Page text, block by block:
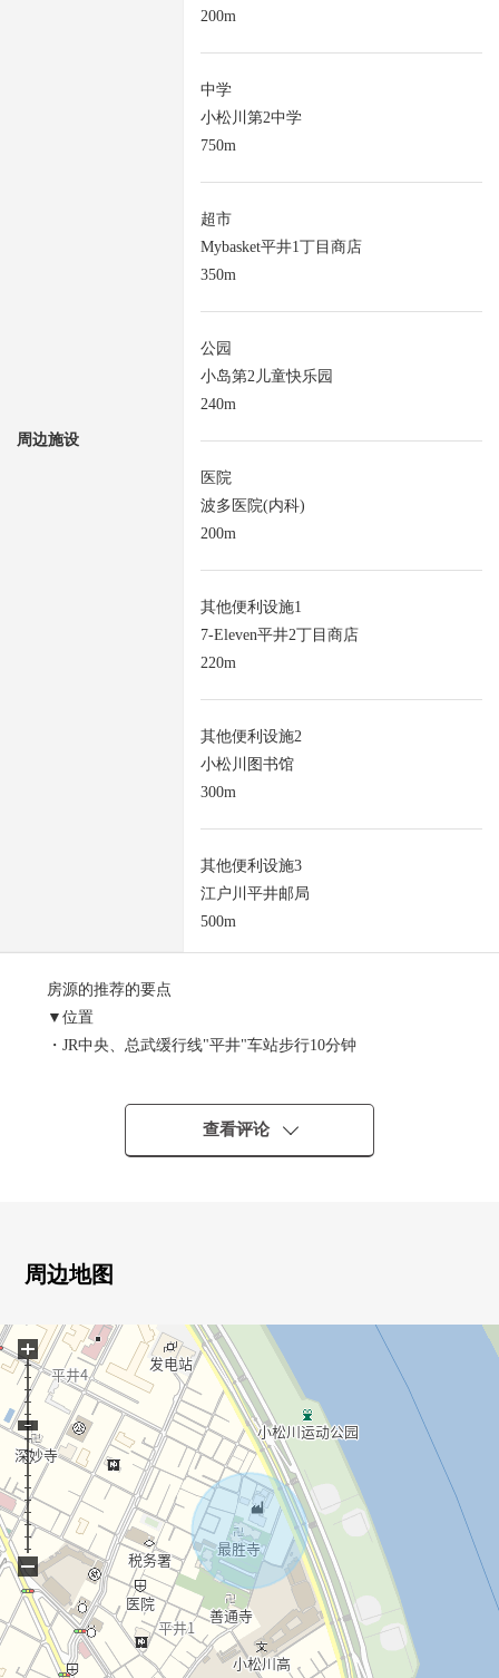
周边施设
200m
中学
小松川第2中学
750m
超市
Mybasket平井1丁目商店
350m
公园
小岛第2儿童快乐园
240m
医院
波多医院(内科)
200m
其他便利设施1
7-Eleven平井2丁目商店
220m
其他便利设施2
小松川图书馆
300m
其他便利设施3
江户川平井邮局
500m
房源的推荐的要点
▼位置
・JR中央、总武缓行线"平井"车站步行10分钟
・在建筑包含条件土地，没有
能在喜欢的House厂商建造
・到7-Eleven平井2丁目商店步行3分钟(约220m)
■在找想要的家方面给予帮助。━━━━━・・・
房源的详细、需讨论是如有意向，请跟我们联系。
查看评论
周边地图
+
−